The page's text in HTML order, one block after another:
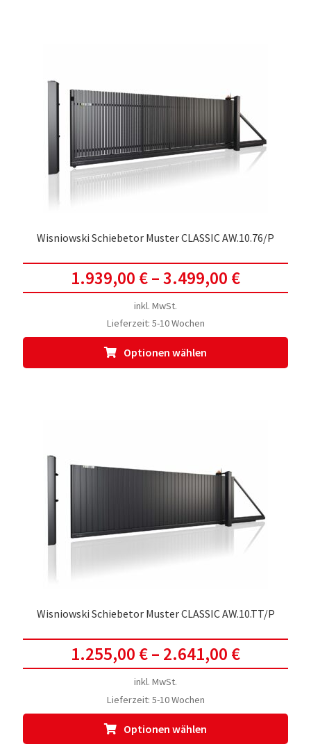
Wisniowski Schiebetor Muster CLASSIC AW.10.76/P
1.939,00 €–3.499,00 €
inkl. MwSt.
Lieferzeit: 5-10 Wochen
Optionen wählen
Wisniowski Schiebetor Muster CLASSIC AW.10.TT/P
1.255,00 €– 2.641,00 €
inkl. MwSt.
Lieferzeit: 5-10 Wochen
Optionen wählen